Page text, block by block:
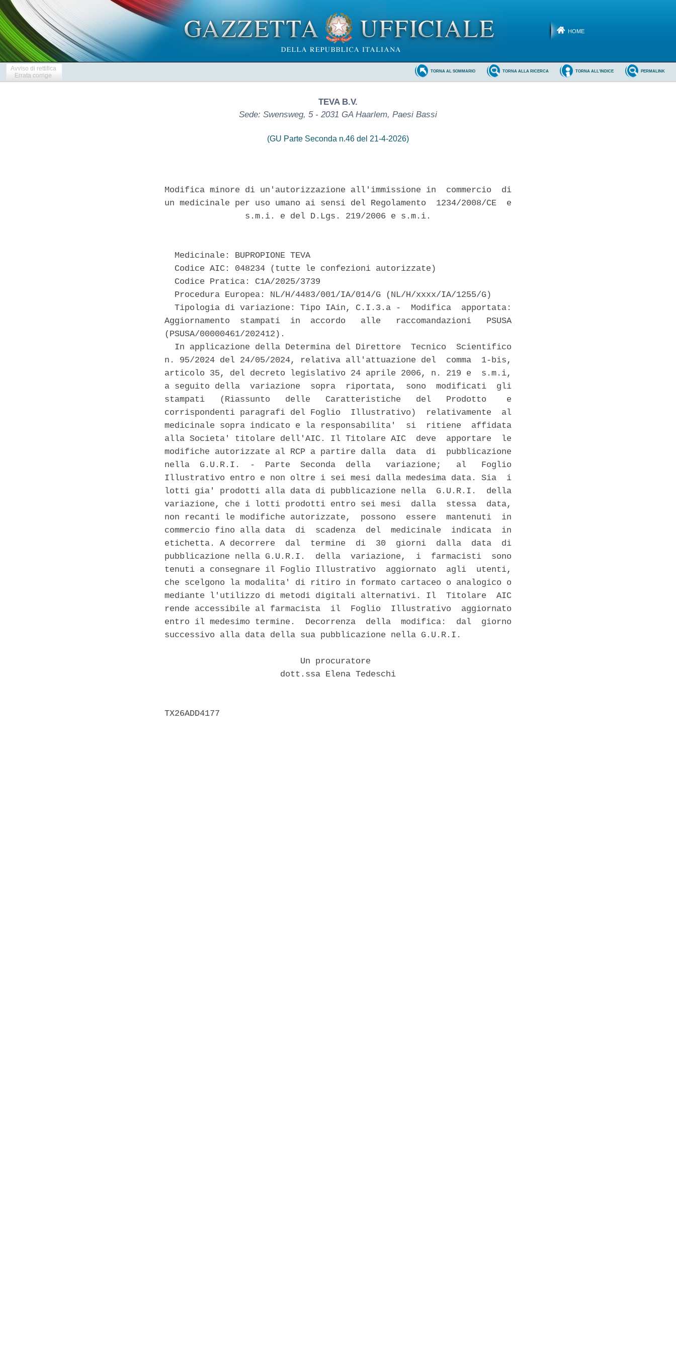
HOME
Avviso di rettifica
Errata corrige
PERMALINK
TORNA ALL'INDICE
TORNA ALLA RICERCA
TORNA AL SOMMARIO
TEVA B.V.
Sede: Swensweg, 5 - 2031 GA Haarlem, Paesi Bassi
(GU Parte Seconda n.46 del 21-4-2026)
Modifica minore di un'autorizzazione all'immissione in  commercio  di
un medicinale per uso umano ai sensi del Regolamento  1234/2008/CE  e
                s.m.i. e del D.Lgs. 219/2006 e s.m.i.
  Medicinale: BUPROPIONE TEVA
  Codice AIC: 048234 (tutte le confezioni autorizzate)
  Codice Pratica: C1A/2025/3739
  Procedura Europea: NL/H/4483/001/IA/014/G (NL/H/xxxx/IA/1255/G)
  Tipologia di variazione: Tipo IAin, C.I.3.a -  Modifica  apportata:
Aggiornamento  stampati  in  accordo   alle   raccomandazioni   PSUSA
(PSUSA/00000461/202412).
  In applicazione della Determina del Direttore  Tecnico  Scientifico
n. 95/2024 del 24/05/2024, relativa all'attuazione del  comma  1-bis,
articolo 35, del decreto legislativo 24 aprile 2006, n. 219 e  s.m.i,
a seguito della  variazione  sopra  riportata,  sono  modificati  gli
stampati   (Riassunto   delle   Caratteristiche   del   Prodotto    e
corrispondenti paragrafi del Foglio  Illustrativo)  relativamente  al
medicinale sopra indicato e la responsabilita'  si  ritiene  affidata
alla Societa' titolare dell'AIC. Il Titolare AIC  deve  apportare  le
modifiche autorizzate al RCP a partire dalla  data  di  pubblicazione
nella  G.U.R.I.  -  Parte  Seconda  della   variazione;   al   Foglio
Illustrativo entro e non oltre i sei mesi dalla medesima data. Sia  i
lotti gia' prodotti alla data di pubblicazione nella  G.U.R.I.  della
variazione, che i lotti prodotti entro sei mesi  dalla  stessa  data,
non recanti le modifiche autorizzate,  possono  essere  mantenuti  in
commercio fino alla data  di  scadenza  del  medicinale  indicata  in
etichetta. A decorrere  dal  termine  di  30  giorni  dalla  data  di
pubblicazione nella G.U.R.I.  della  variazione,  i  farmacisti  sono
tenuti a consegnare il Foglio Illustrativo  aggiornato  agli  utenti,
che scelgono la modalita' di ritiro in formato cartaceo o analogico o
mediante l'utilizzo di metodi digitali alternativi. Il  Titolare  AIC
rende accessibile al farmacista  il  Foglio  Illustrativo  aggiornato
entro il medesimo termine.  Decorrenza  della  modifica:  dal  giorno
successivo alla data della sua pubblicazione nella G.U.R.I.
                           Un procuratore
                       dott.ssa Elena Tedeschi